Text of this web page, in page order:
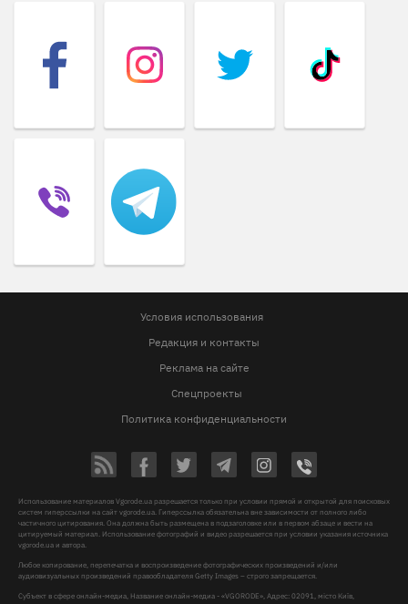
Условия использования
Редакция и контакты
Реклама на сайте
Спецпроекты
Политика конфиденциальности
Использование материалов Vgorode.ua разрешается только при условии прямой и открытой для поисковых
систем гиперссылки на сайт vgorode.ua. Гиперссылка обязательна вне зависимости от полного либо
частичного цитирования. Она должна быть размещена в подзаголовке или в первом абзаце и вести на
цитируемый материал. Использование фотографий и видео разрешается при условии указания источника
vgorode.ua и автора.
Любое копирование, перепечатка и воспроизведение фотографических произведений и/или
аудиовизуальных произведений правообладателя Getty Images – строго запрещается.
Субъект в сфере онлайн-медиа, Название онлайн-медиа - «VGORODE», Адрес: 02091, місто Київ,